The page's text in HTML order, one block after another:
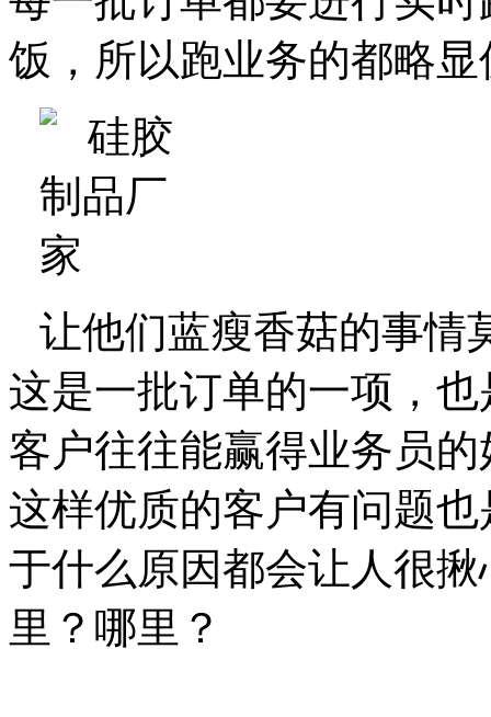
饭，所以跑业务的都略显
让他们蓝瘦香菇的事情
这是一批订单的一项，
客户往往能赢得业务员
这样优质的客户有问题
于什么原因都会让人很
里？哪里？